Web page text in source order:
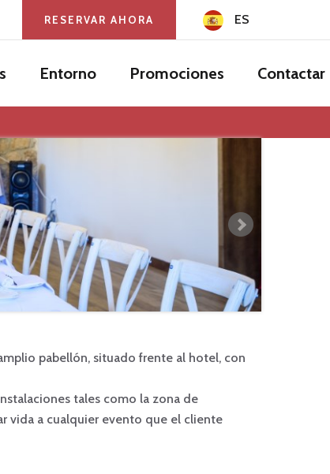
RESERVAR AHORA ES
Entorno Promociones Contactar
pabellón, situado frente al hotel, con
tales como la zona de
vida a cualquier evento que el cliente